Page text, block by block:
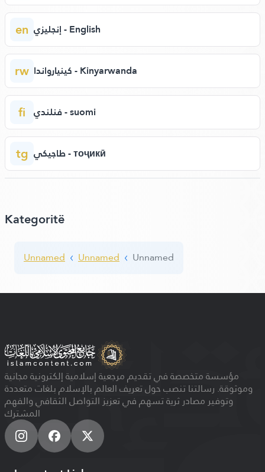
en إنجليزي - English
rw كينيارواندا - Kinyarwanda
fi فنلندي - suomi
tg طاجيكي - тоҷикӣ
Kategoritë
Unnamed Unnamed Unnamed
مؤسسة متخصصة في تقديم مرجعية إسلامية إلكترونية مجانية
وموثوقة. رسالتنا تنصب حول تعريف العالم بالإسلام بلغات متعددة
وتوفير مصادر ثرية تسهم في تعزيز التواصل الثقافي والفهم
المشترك